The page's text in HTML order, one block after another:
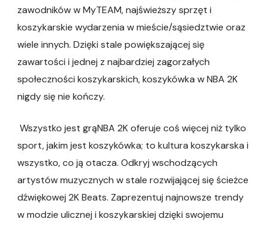
zawodników w MyTEAM, najświeższy sprzęt i
koszykarskie wydarzenia w mieście/sąsiedztwie oraz
wiele innych. Dzięki stale powiększającej się
zawartości i jednej z najbardziej zagorzałych
społeczności koszykarskich, koszykówka w NBA 2K
nigdy się nie kończy.
Wszystko jest grąNBA 2K oferuje coś więcej niż tylko
sport, jakim jest koszykówka; to kultura koszykarska i
wszystko, co ją otacza. Odkryj wschodzących
artystów muzycznych w stale rozwijającej się ścieżce
dźwiękowej 2K Beats. Zaprezentuj najnowsze trendy
w modzie ulicznej i koszykarskiej dzięki swojemu